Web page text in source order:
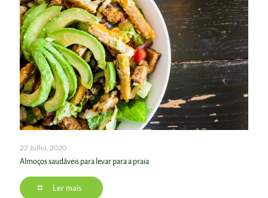
22 Julho, 2020
Almoços saudáveis para levar para a praia
Ler mais